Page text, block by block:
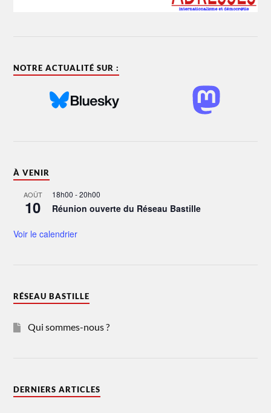
NOTRE ACTUALITÉ SUR :
À VENIR
AOÛT
10
18h00 -20h00
Réunion ouverte du Réseau Bastille
Voir le calendrier
RÉSEAU BASTILLE
Qui sommes-nous ?
DERNIERS ARTICLES